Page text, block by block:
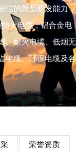
强的新品研发能力，
火电缆，铝合金电
、耐火电缆、低烟无
电缆、环保电缆及各
荣誉资质